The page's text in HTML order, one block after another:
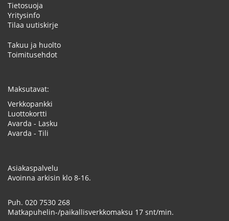
Tietosuoja
Yritysinfo
Tilaa uutiskirje
Takuu ja huolto
Toimitusehdot
Maksutavat:
Verkkopankki
Luottokortti
Avarda - Lasku
Avarda - Tili
Asiakaspalvelu
Avoinna arkisin klo 8-16.
Puh. 020 7530 268
Matkapuhelin-/paikallisverkkomaksu 17 snt/min.